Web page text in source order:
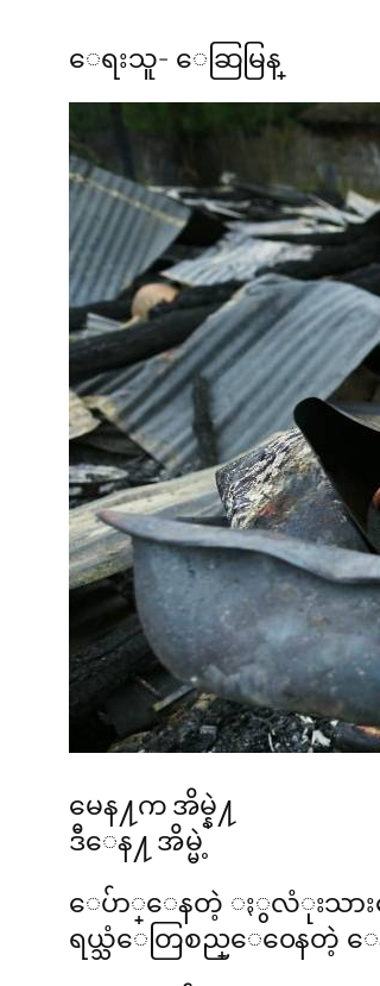
ေရးသူ- ေဆြမြန္
မေန႔က အိမ္နဲ႔
ဒီေန႔ အိမ္မဲ့
ေပ်ာ္ေနတဲ့ ႏွလံုးသား
ရယ္သံေတြစည္ေ၀ေနတဲ့ ေ